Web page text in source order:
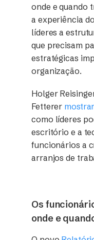
onde e quando
a experiência
líderes a
que precisam
estratégicas
organização.
Holger
Fetterer
como líderes
escritório e a
funcionários a
arranjos de
Os
onde e